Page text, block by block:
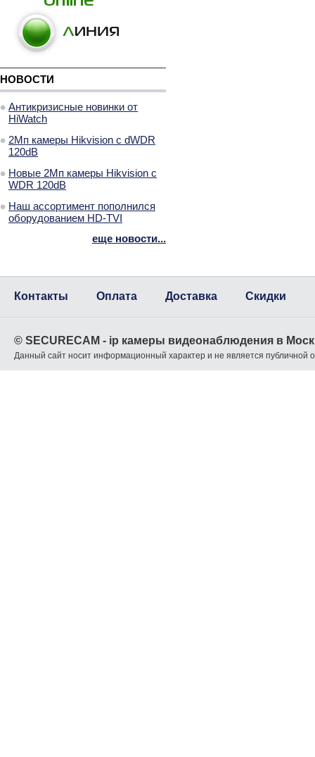
НОВОСТИ
Антикризисные новинки от
HiWatch
2Мп камеры Hikvision с dWDR
120dB
Новые 2Мп камеры Hikvision с
WDR 120dB
Наш ассортимент пополнился
оборудованием HD-TVI
еще новости...
Контакты Оплата Доставка Скидки
© SECURECAM - ip камеры видеонаблюдения в
Данный сайт носит информационный характер и не является публичной